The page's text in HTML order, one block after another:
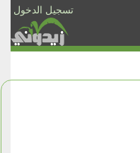
تسجيل الدخول
الأخبار
الأسئلة